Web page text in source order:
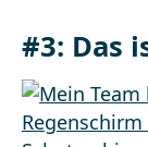
#3: Das